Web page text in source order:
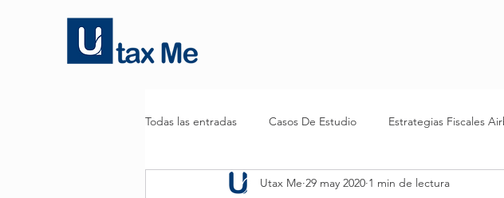
Todas las entradas Casos De Estudio Estrategias Fiscales
Utax Me 29 may 2020 1 min de lectura